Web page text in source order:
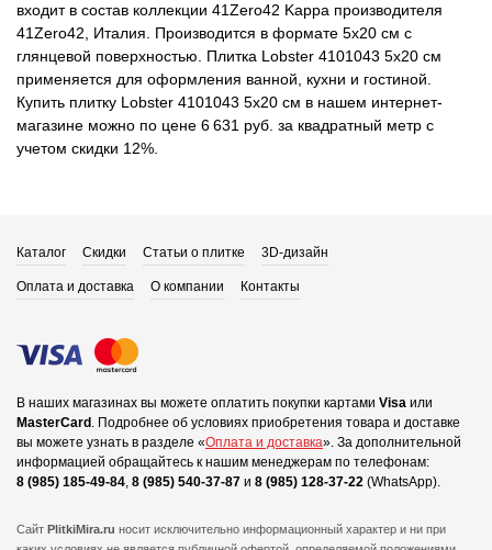
входит в состав коллекции 41Zero42 Kappa производителя
41Zero42, Италия. Производится в формате 5x20 см с
глянцевой поверхностью. Плитка Lobster 4101043 5x20 см
применяется для оформления ванной, кухни и гостиной.
Купить плитку Lobster 4101043 5x20 см в нашем интернет-
магазине можно по цене 6 631 руб. за квадратный метр с
учетом скидки 12%.
Каталог Скидки Статьи о плитке 3D-дизайн
Оплата и доставка О компании Контакты
В наших магазинах вы можете оплатить покупки картами Visa или
MasterCard . Подробнее об условиях приобретения товара и доставке
вы можете узнать в разделе «Оплата и доставка». За дополнительной
информацией обращайтесь к нашим менеджерам по телефонам:
8 (985) 185-49-84, 8 (985) 540-37-87 и 8 (985) 128-37-22 (WhatsApp).
Сайт PlitkiMira.ru носит исключительно информационный характер и ни при